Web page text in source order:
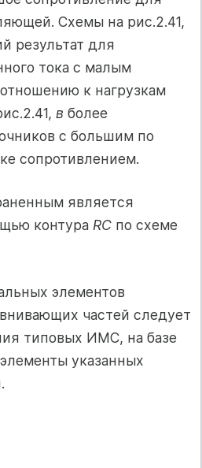
Схемы на рис.2.41,
результат для
тока с малым
к нагрузкам
в более
с большим по
сопротивлением.
является
контура RC по схеме
элементов
частей следует
типовых ИМС, на базе
указанных